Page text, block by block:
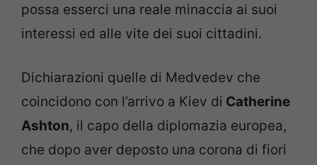
possa esserci una reale minaccia ai suoi
interessi ed alle vite dei suoi cittadini.
Dichiarazioni quelle di Medvedev che
coincidono con l’arrivo a Kiev di Catherine
Ashton, il capo della diplomazia europea,
che dopo aver deposto una corona di fiori